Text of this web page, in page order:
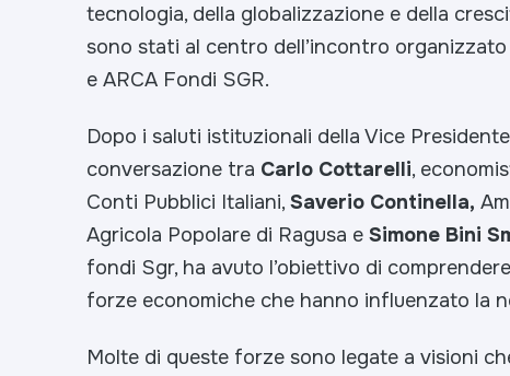
tecnologia, della globalizzazione e della
sono stati al centro dell’incontro
e ARCA Fondi SGR.
Dopo i saluti istituzionali della Vice
conversazione tra Carlo Cottarelli,
Conti Pubblici Italiani, Saverio Continella,
Agricola Popolare di Ragusa e Simone Bini
fondi Sgr, ha avuto l’obiettivo di
forze economiche che hanno influenzato la
Molte di queste forze sono legate a visioni